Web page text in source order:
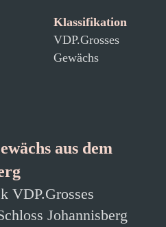
Klassifikation
VDP.Grosses
Gewächs
aus dem
VDP.Grosses
Johannisberg